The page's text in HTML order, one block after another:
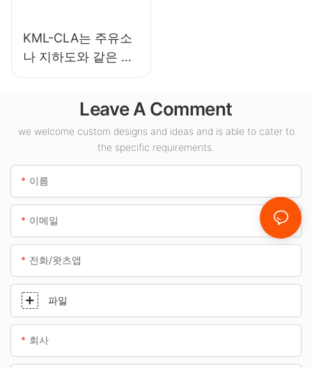
KML-CLA는 주유소
나 지하도와 같은 실
내 공간에 적합한
조명 공급업체입니
다.
Leave A Comment
we welcome custom designs and ideas and is able to cater to
the specific requirements.
이름
이메일
전화/왓츠앱
파일
회사